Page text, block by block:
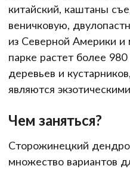
китайский, каштаны
веничковую,
из Северной Америки и
парке растет более
деревьев и
являются
Чем заняться?
Сторожинецкий
множество вариантов